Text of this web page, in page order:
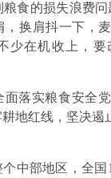
食的损失浪费问
换肩抖一下，
少在机收上，
面落实粮食安全
地红线，坚决遏
个中部地区，全